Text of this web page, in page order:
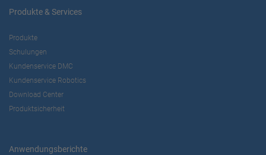
Produkte & Services
Produkte
Schulungen
Kundenservice DMC
Kundenservice Robotics
Download Center
Produktsicherheit
Anwendungsberichte